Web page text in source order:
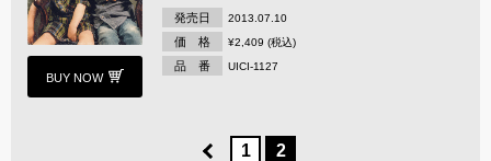
BUY NOW
発売日 2013.07.10
価 格 ¥2,409 (税込)
品 番 UICI-1127
1 2